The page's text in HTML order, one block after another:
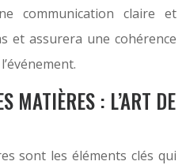
communication claire et
et assurera une cohérence
MATIÈRES : L’ART DE
sont les éléments clés qui